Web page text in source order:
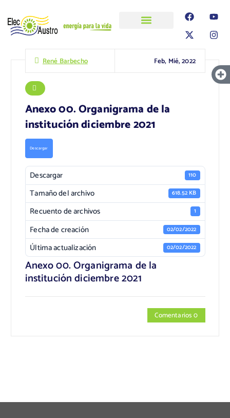
René Barbecho Feb, Mié, 2022
Anexo 00. Organigrama de la
institución diciembre 2021
Descargar
Descargar 110
Tamaño del archivo 618.52 KB
Recuento de archivos 1
Fecha de creación 02/02/2022
Última actualización 02/02/2022
Anexo 00. Organigrama de la
institución diciembre 2021
Comentarios 0